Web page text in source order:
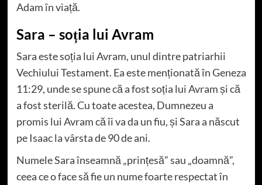
Adam în viață.
Sara – soția lui Avram
Sara este soția lui Avram, unul dintre patriarhii
Vechiului Testament. Ea este menționată în Geneza
11:29, unde se spune că a fost soția lui Avram și că
a fost sterilă. Cu toate acestea, Dumnezeu a
promis lui Avram că îi va da un fiu, și Sara a născut
pe Isaac la vârsta de 90 de ani.
Numele Sara înseamnă „prințesă” sau „doamnă”,
ceea ce o face să fie un nume foarte respectat în